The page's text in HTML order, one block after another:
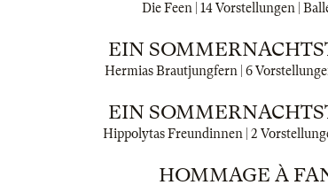
Die Feen | 14 Vorstellungen |
EIN
Hermias Brautjungfern | 6
EIN
Hippolytas Freundinnen | 2
HOMMAGE À